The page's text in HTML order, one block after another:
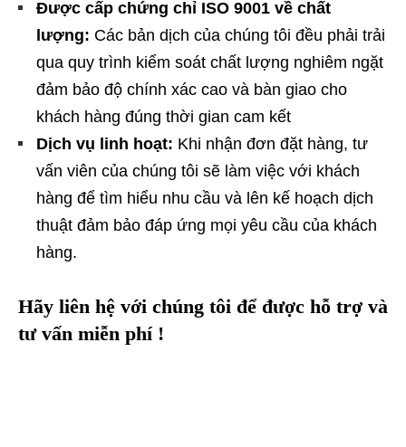
Được cấp chứng chỉ ISO 9001 về chất
lượng: Các bản dịch của chúng tôi đều phải trải
qua quy trình kiểm soát chất lượng nghiêm ngặt
đảm bảo độ chính xác cao và bàn giao cho
khách hàng đúng thời gian cam kết
Dịch vụ linh hoạt: Khi nhận đơn đặt hàng, tư
vấn viên của chúng tôi sẽ làm việc với khách
hàng để tìm hiểu nhu cầu và lên kế hoạch dịch
thuật đảm bảo đáp ứng mọi yêu cầu của khách
hàng.
Hãy liên hệ với chúng tôi để được hỗ trợ và
tư vấn miễn phí !